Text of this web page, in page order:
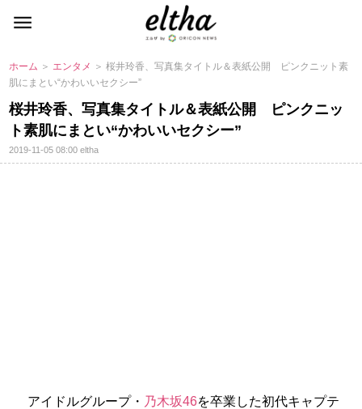
ホーム ＞ エンタメ ＞ 桜井玲香、写真集タイトル＆表紙公開 ピンクニット素
肌にまとい“かわいいセクシー”
桜井玲香、写真集タイトル＆表紙公開 ピンクニッ
ト素肌にまとい“かわいいセクシー”
2019-11-05 08:00eltha
アイドルグループ・ 乃木坂46を卒業した初代キャプテ